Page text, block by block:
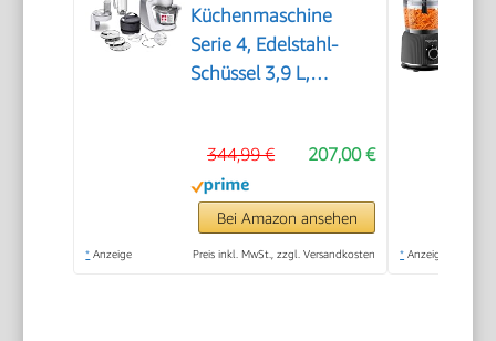
Küchenmaschine
Serie 4, Edelstahl-
Schüssel 3,9 L,
Edelstahl
spülmaschinenfest,
Mixer 1,25 L,
Durchlaufschnitzler, 3
207,00 €
344,99 €
Bei Amazon ansehen
* Anzeige Preis inkl. MwSt., zzgl. Versandkosten * Anzeige